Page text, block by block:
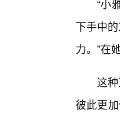
“小
下手中
力。”在
这
彼此更